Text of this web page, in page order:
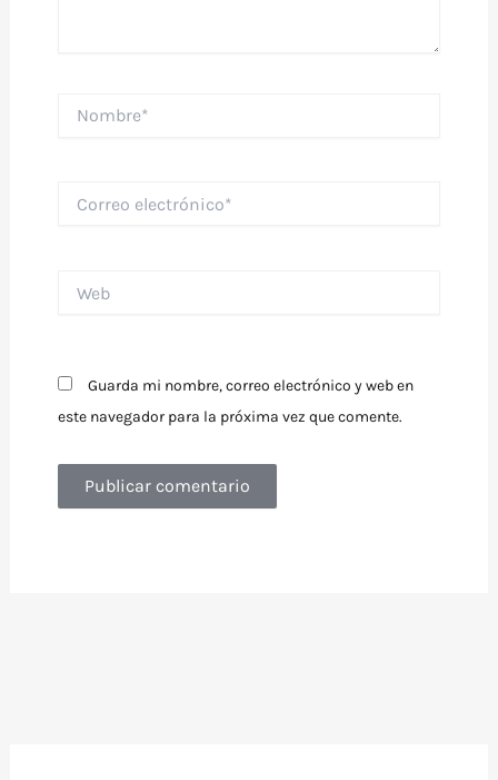
electrónico*
Guarda mi nombre, correo electrónico y web en
este navegador para la próxima vez que comente.